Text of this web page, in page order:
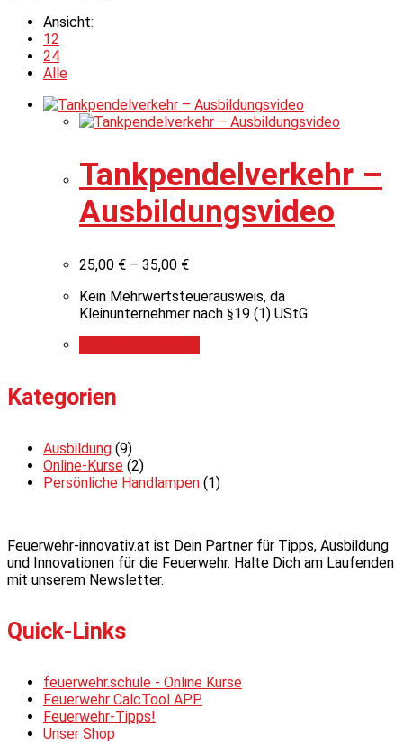
Ansicht:
12
24
Alle
Tankpendelverkehr –
Ausbildungsvideo
25,00 € – 35,00 €
Kein Mehrwertsteuerausweis, da
Kleinunternehmer nach §19 (1) UStG.
Kategorien
Ausbildung (9)
Online-Kurse (2)
Persönliche Handlampen (1)
Feuerwehr-innovativ.at ist Dein Partner für Tipps, Ausbildung
und Innovationen für die Feuerwehr. Halte Dich am Laufenden
mit unserem Newsletter.
Quick-Links
feuerwehr.schule - Online Kurse
Feuerwehr CalcTool APP
Feuerwehr-Tipps!
Unser Shop